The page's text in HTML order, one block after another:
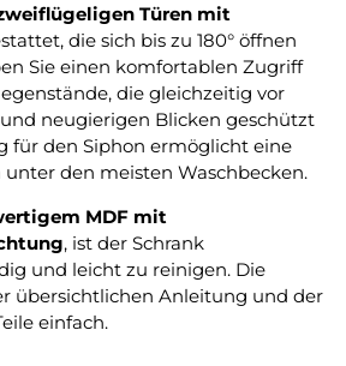
Türen mit
die sich bis zu 180° öffnen
Sie einen komfortablen Zugriff
die gleichzeitig vor
neugierigen Blicken geschützt
für den Siphon ermöglicht eine
den meisten Waschbecken.
MDF mit
, ist der Schrank
und leicht zu reinigen. Die
übersichtlichen Anleitung und der
einfach.